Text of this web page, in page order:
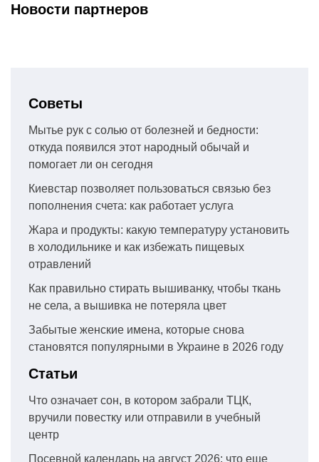
Новости партнеров
Советы
Мытье рук с солью от болезней и бедности:
откуда появился этот народный обычай и
помогает ли он сегодня
Киевстар позволяет пользоваться связью без
пополнения счета: как работает услуга
Жара и продукты: какую температуру установить
в холодильнике и как избежать пищевых
отравлений
Как правильно стирать вышиванку, чтобы ткань
не села, а вышивка не потеряла цвет
Забытые женские имена, которые снова
становятся популярными в Украине в 2026 году
Статьи
Что означает сон, в котором забрали ТЦК,
вручили повестку или отправили в учебный
центр
Посевной календарь на август 2026: что еще